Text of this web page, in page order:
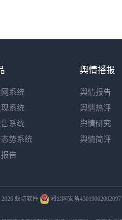
舆情播报
舆情报告
舆情热评
舆情研究
舆情简评
系统
系统
系统
势系统
告
蚁坊软件 湘公网安备43019002002097